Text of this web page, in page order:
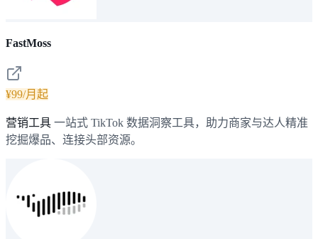
FastMoss
¥99/月起
营销工具 一站式 TikTok 数据洞察工具，助力商家与达人精准
挖掘爆品、连接头部资源。